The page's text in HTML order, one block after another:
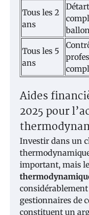
Tous les 2
ans
Tous les 5
ans
Aides
2025 pour
Investir dans un
important, mais
considérablement
gestionnaires de
constituent un